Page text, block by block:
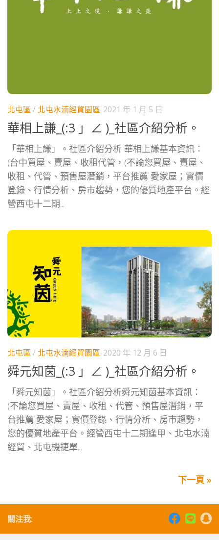
北屯區 / 北屯水湳經貿園區 2021 年 1 月 5 日
華相上謙_(:3 」∠ )_社區介紹分析。
「華相上謙」。社區介紹分析 華相上謙基本資訊：
(台中買屋、賣屋、收租代管，(不論您買屋、賣屋、
收租、代管、預售屋潛銷，平台推薦 愛家屋；實價
登錄、行情分析、房市趨勢，您的優質地產平台。經
營西屯十二期...
北屯區 / 北屯水湳經貿園區 2020 年 12 月 6 日
舜元知茵_(:3 」∠ )_社區介紹分析。
「舜元知茵」。社區介紹分析舜元知茵基本資訊：
(不論您買屋、賣屋、收租、代管、預售屋潛銷，平
台推薦 愛家屋；實價登錄、行情分析、房市趨勢，
您的優質地產平台。經營西屯十二期逢甲、北屯水湳
經貿、北屯機捷單...
下一頁 »
關注我: